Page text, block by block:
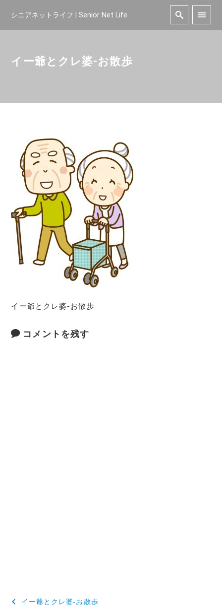
シニアネットライフ | Senior Net Life
イー爺とクレ婆-お散歩
イー爺とクレ婆-お散歩
コメントを残す
投
イー爺とクレ婆-お散歩